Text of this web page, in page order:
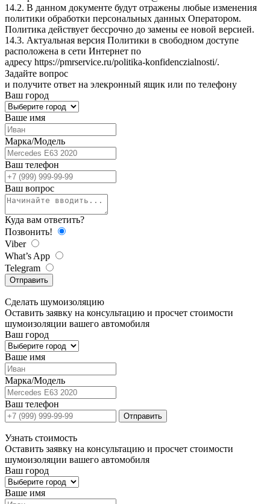
14.2. В данном документе будут отражены любые изменения
политики обработки персональных данных Оператором.
Политика действует бессрочно до замены ее новой версией.
14.3. Актуальная версия Политики в свободном доступе
расположена в сети Интернет по
адресу https://pmrservice.ru/politika-konfidenczialnosti/.
Задайте вопрос
и получите ответ на элекронный ящик или по телефону
Ваш город
Ваше имя
Марка/Модель
Ваш телефон
Ваш вопрос
Куда вам ответить?
Позвонить!
Viber
What’s App
Telegram
Отправить
Сделать шумоизоляцию
Оставить заявку на консультацию и просчет стоимости
шумоизоляции вашего автомобиля
Ваш город
Ваше имя
Марка/Модель
Ваш телефон
Отправить
Узнать стоимость
Оставить заявку на консультацию и просчет стоимости
шумоизоляции вашего автомобиля
Ваш город
Ваше имя